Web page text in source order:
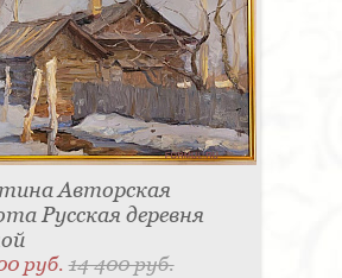
Авторская
Русская деревня
руб.14 400 руб.